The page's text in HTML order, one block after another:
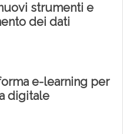
strumenti e
dei dati
e-learning per
digitale